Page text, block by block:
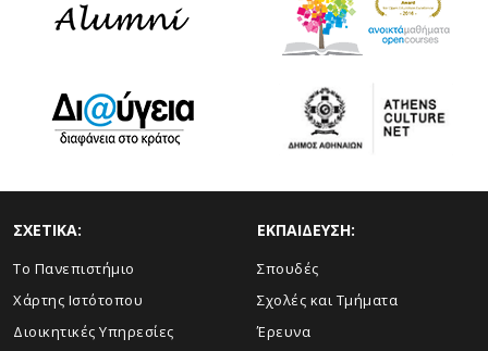
ΣΧΕΤΙΚΑ:
Το Πανεπιστήμιο
Χάρτης Ιστότοπου
Διοικητικές Υπηρεσίες
ΕΚΠΑΙΔΕΥΣΗ:
Σπουδές
Σχολές και Τμήματα
Έρευνα